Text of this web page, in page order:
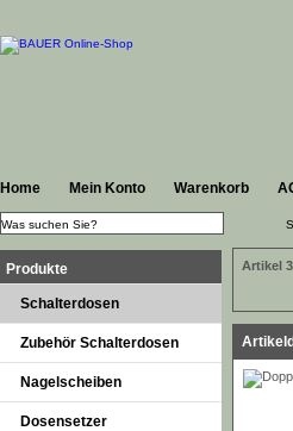
Home Mein Konto Warenkorb
Produkte
Schalterdosen
Zubehör Schalterdosen
Nagelscheiben
Dosensetzer
Artikel